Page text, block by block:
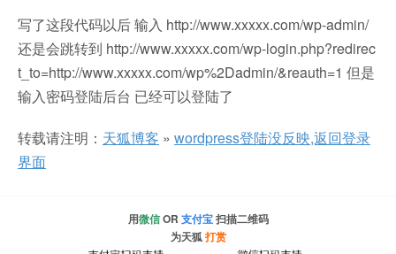
写了这段代码以后 输入 http://www.xxxxx.com/wp-admin/
还是会跳转到 http://www.xxxxx.com/wp-login.php?redirec
t_to=http://www.xxxxx.com/wp%2Dadmin/&reauth=1 但是
输入密码登陆后台 已经可以登陆了
转载请注明： 天狐博客 » wordpress登陆没反映,返回登录
界面
用微信OR 支付宝扫描二维码
为天狐打赏